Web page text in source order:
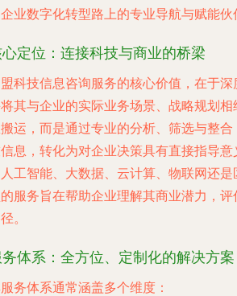
业数字化转型路上的专业导航与赋能伙
定位：连接科技与商业的桥梁
科技信息咨询服务的核心价值，在于
其与企业的实际业务场景、战略规划
运，而是通过专业的分析、筛选与整
息，转化为对企业决策具有直接指导
工智能、大数据、云计算、物联网还
服务旨在帮助企业理解其商业潜力，
。
体系：全方位、定制化的解决方案
务体系通常涵盖多个维度：